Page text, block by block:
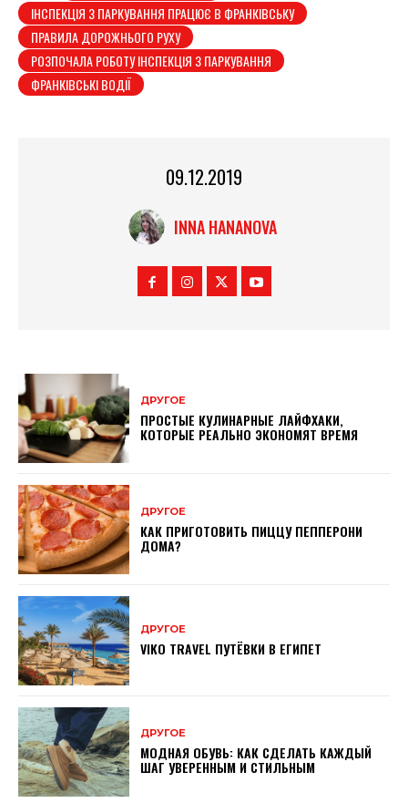
ІНСПЕКЦІЯ З ПАРКУВАННЯ ПРАЦЮЄ В ФРАНКІВСЬКУ
ПРАВИЛА ДОРОЖНЬОГО РУХУ
РОЗПОЧАЛА РОБОТУ ІНСПЕКЦІЯ З ПАРКУВАННЯ
ФРАНКІВСЬКІ ВОДІЇ
09.12.2019
INNA HANANOVA
ДРУГОЕ
ПРОСТЫЕ КУЛИНАРНЫЕ ЛАЙФХАКИ,
КОТОРЫЕ РЕАЛЬНО ЭКОНОМЯТ ВРЕМЯ
ДРУГОЕ
КАК ПРИГОТОВИТЬ ПИЦЦУ ПЕППЕРОНИ
ДОМА?
ДРУГОЕ
VIKO TRAVEL ПУТЁВКИ В ЕГИПЕТ
ДРУГОЕ
МОДНАЯ ОБУВЬ: КАК СДЕЛАТЬ КАЖДЫЙ
ШАГ УВЕРЕННЫМ И СТИЛЬНЫМ